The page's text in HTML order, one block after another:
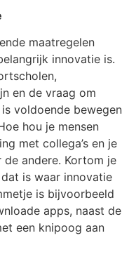
maatregelen
innovatie is.
en de vraag om
voldoende bewegen
hou je mensen
met collega’s en je
de andere. Kortom je
dat is waar innovatie
is bijvoorbeeld
apps, naast de
een knipoog aan